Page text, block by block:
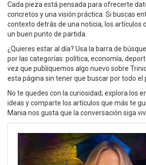
Cada pieza está pensada para ofrecerte
concretos y una visión práctica. Si buscas
contexto detrás de una noticia, los artículos
un buen punto de partida.
¿Quieres estar al día? Usa la barra de
por las categorías: política, economía,
vez que publiquemos algo nuevo sobre
esta página sin tener que buscar por todo el
No te quedes con la curiosidad; explora los
ideas y comparte los artículos que más te
Mania nos gusta que la conversación siga